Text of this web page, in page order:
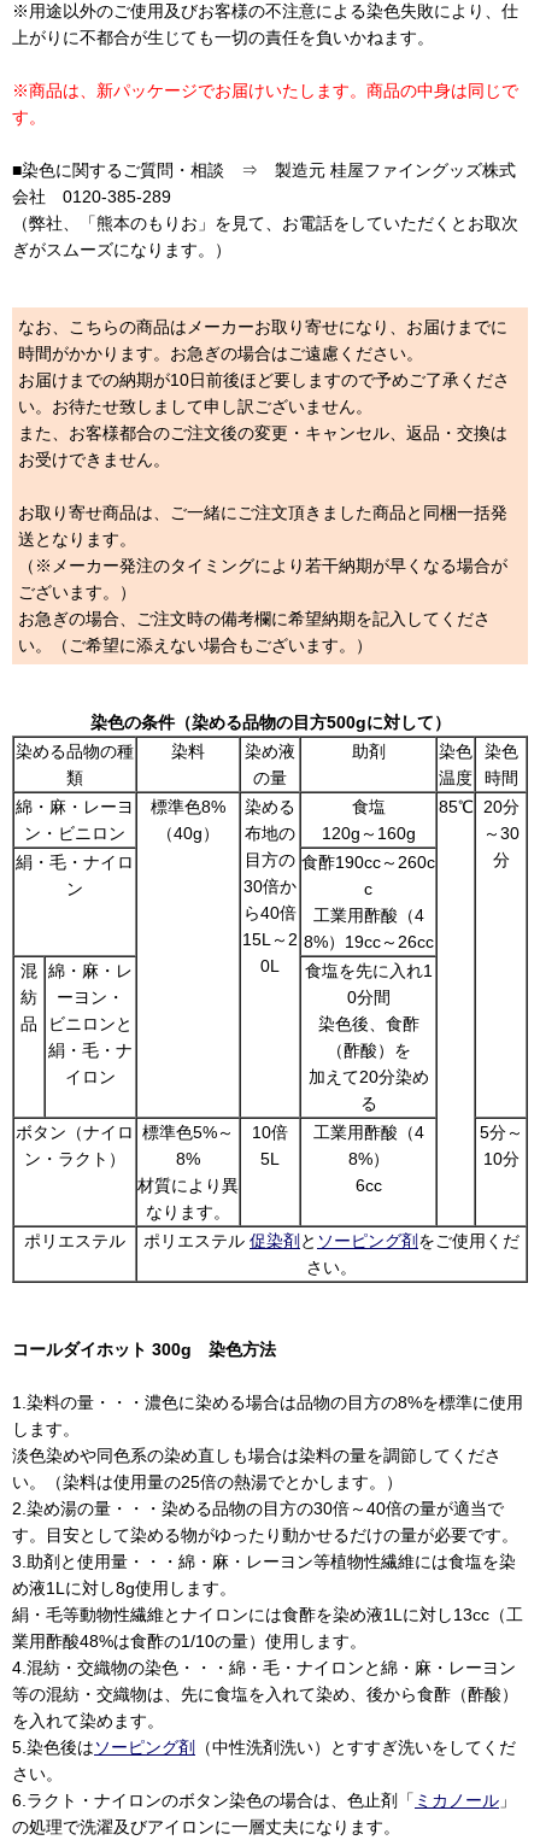
※用途以外のご使用及びお客様の不注意による染色失敗により、仕
上がりに不都合が生じても一切の責任を負いかねます。
※商品は、新パッケージでお届けいたします。商品の中身は同じで
す。
■染色に関するご質問・相談 ⇒ 製造元 桂屋ファイングッズ株式
会社 0120-385-289
（弊社、「熊本のもりお」を見て、お電話をしていただくとお取次
ぎがスムーズになります。）
なお、こちらの商品はメーカーお取り寄せになり、お届けまでに
時間がかかります。お急ぎの場合はご遠慮ください。
お届けまでの納期が10日前後ほど要しますので予めご了承くださ
い。お待たせ致しまして申し訳ございません。
また、お客様都合のご注文後の変更・キャンセル、返品・交換は
お受けできません。
お取り寄せ商品は、ご一緒にご注文頂きました商品と同梱一括発
送となります。
（※メーカー発注のタイミングにより若干納期が早くなる場合が
ございます。）
お急ぎの場合、ご注文時の備考欄に希望納期を記入してくださ
い。（ご希望に添えない場合もございます。）
染色の条件（染める品物の目方500gに対して）
染める品物の種
類
染料
染め液
の量
助剤
染色
温度
染色
時間
綿・麻・レーヨ
ン・ビニロン
標準色8%
（40g）
染める
布地の
目方の
30倍か
ら40倍
15L～2
0L
食塩
120g～160g
85℃ 20分
～30
分
絹・毛・ナイロ
ン
食酢190cc～260c
c
工業用酢酸（4
8%）19cc～26cc
混
紡
品
綿・麻・レ
ーヨン・
ビニロンと
絹・毛・ナ
イロン
食塩を先に入れ1
0分間
染色後、食酢
（酢酸）を
加えて20分染め
る
ボタン（ナイロ
ン・ラクト）
標準色5%～
8%
材質により異
なります。
10倍
5L
工業用酢酸（4
8%）
6cc
5分～
10分
ポリエステル ポリエステル 促染剤 と ソーピング剤 をご使用くだ
さい。
コールダイホット 300g 染色方法
1.染料の量・・・濃色に染める場合は品物の目方の8%を標準に使用
します。
淡色染めや同色系の染め直しも場合は染料の量を調節してくださ
い。（染料は使用量の25倍の熱湯でとかします。）
2.染め湯の量・・・染める品物の目方の30倍～40倍の量が適当で
す。目安として染める物がゆったり動かせるだけの量が必要です。
3.助剤と使用量・・・綿・麻・レーヨン等植物性繊維には食塩を染
め液1Lに対し8g使用します。
絹・毛等動物性繊維とナイロンには食酢を染め液1Lに対し13cc（工
業用酢酸48%は食酢の1/10の量）使用します。
4.混紡・交織物の染色・・・綿・毛・ナイロンと綿・麻・レーヨン
等の混紡・交織物は、先に食塩を入れて染め、後から食酢（酢酸）
を入れて染めます。
5.染色後はソーピング剤
（中性洗剤洗い）とすすぎ洗いをしてくだ
さい。
6.ラクト・ナイロンのボタン染色の場合は、色止剤「 ミカノール 」
の処理で洗濯及びアイロンに一層丈夫になります。